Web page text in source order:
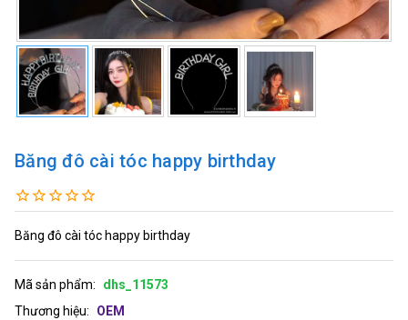
Băng đô cài tóc happy birthday
Băng đô cài tóc happy birthday
Mã sản phẩm:
dhs_11573
Thương hiệu:
OEM